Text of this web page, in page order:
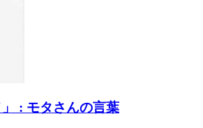
: モタさんの言葉